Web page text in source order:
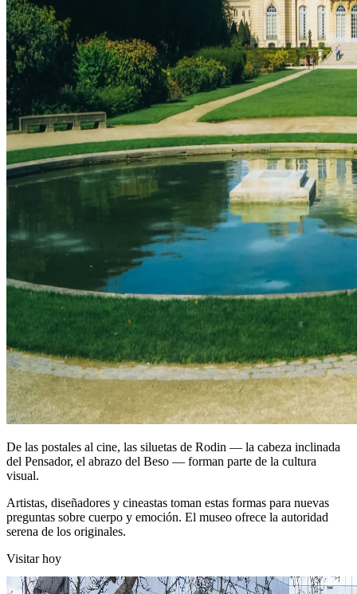
De las postales al cine, las siluetas de Rodin — la cabeza inclinada
del Pensador, el abrazo del Beso — forman parte de la cultura
visual.
Artistas, diseñadores y cineastas toman estas formas para nuevas
preguntas sobre cuerpo y emoción. El museo ofrece la autoridad
serena de los originales.
Visitar hoy